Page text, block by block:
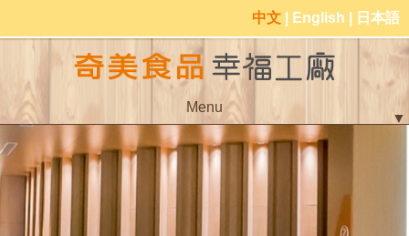
中文 English 日本語
Menu
▼